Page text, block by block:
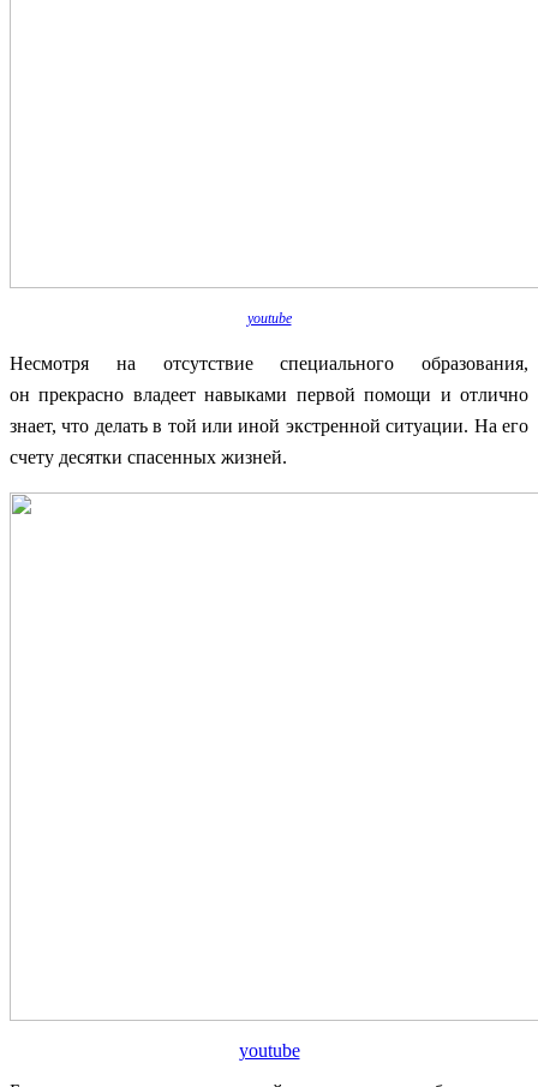
youtube
Несмотря на отсутствие специального образования,
он прекрасно владеет навыками первой помощи и отлично
знает, что делать в той или иной экстренной ситуации. На его
счету десятки спасенных жизней.
youtube